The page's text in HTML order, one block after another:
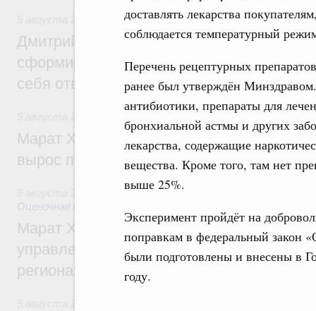
доставлять лекарства
соблюдается температурный
Перечень рецептурных
ранее был утверждён
антибиотики, препараты для
бронхиальной астмы и других
лекарства, содержащие
вещества. Кроме того, там нет
выше 25%.
Эксперимент пройдёт на
поправкам в федеральный закон
были подготовлены и внесены в
году.
Молодёжная политика
Дмитрий Чернышенко: Всемирный
сформировал целое сообщество людей,
себя ответственность за будущее
Национальный проект «Инфраструктура
Марат Хуснуллин: Ввод нежилых зданий
вырос почти на треть
Земельные отношения. Кадастровая
Оценочная деятельность
Марат Хуснуллин: По решению
управление «ДОМ.РФ» перейдёт более
регионах